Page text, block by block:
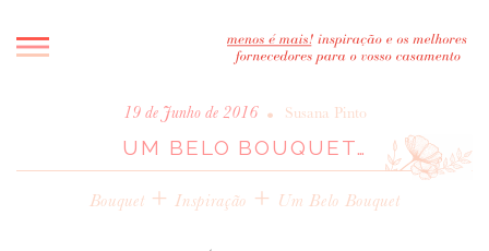
INICIO
BLOG
ENTREVISTAS
19 de Junho de 2016 • Susana Pinto
UM BELO BOUQUET…
Bouquet +Inspiração + Um Belo Bouquet